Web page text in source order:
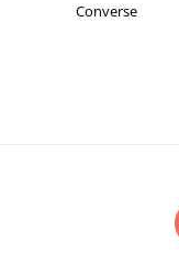
Converse